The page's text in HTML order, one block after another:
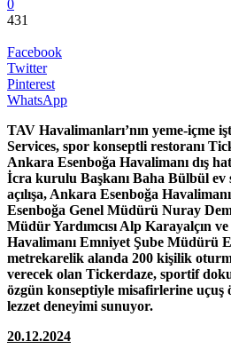
0
431
Facebook
Twitter
Pinterest
WhatsApp
TAV Havalimanları’nın yeme-içme
Services, spor konseptli restoranı
Ankara Esenboğa Havalimanı dış
İcra kurulu Başkanı Baha Bülbül ev
açılışa, Ankara Esenboğa
Esenboğa Genel Müdürü Nuray
Müdür Yardımcısı Alp Karayalçın
Havalimanı Emniyet Şube Müdürü
metrekarelik alanda 200 kişilik
verecek olan Tickerdaze, sportif
özgün konseptiyle misafirlerine uçuş
lezzet deneyimi sunuyor.
20.12.2024